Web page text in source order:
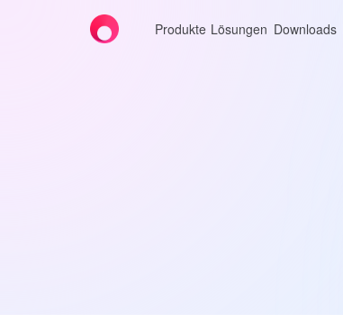
Produkte Lösungen Downloads